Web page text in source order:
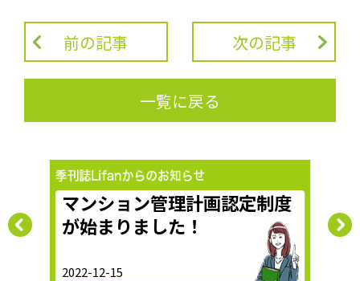
前の記事 次の記事
一覧に戻る
マンション管理計画認定制度
が始まりました！
2022-12-15
は